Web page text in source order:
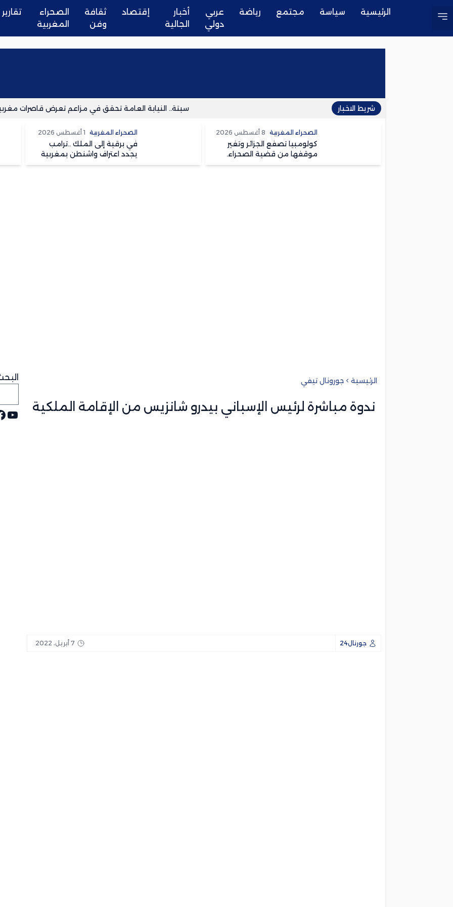
الرئيسية سياسة مجتمع رياضة
عربي
دولي
أخبار
الجالية
إقتصاد
ثقافة
وفن
الصحراء
المغربية
تقارير
شريط الاخبار سبتة.. النيابة العامة تحقق في مزاعم تعرض قاصرات مغربيات
الصحراء المغربية 8 أغسطس 2026
كولومبيا تصفع الجزائر وتغير
موقفها من قضية الصحراء.
الصحراء المغربية 1 أغسطس 2026
في برقية إلى الملك ..ترامب
يجدد اعتراف واشنطن بمغربية
الصحراء
الرئيسية جورونال تيفي
ندوة مباشرة لرئيس الإسباني بيدرو شانزيس من الإقامة الملكية
جورنال24 7 أبريل، 2022